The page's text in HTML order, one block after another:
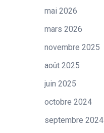
mai 2026
mars 2026
novembre 2025
août 2025
juin 2025
octobre 2024
septembre 2024